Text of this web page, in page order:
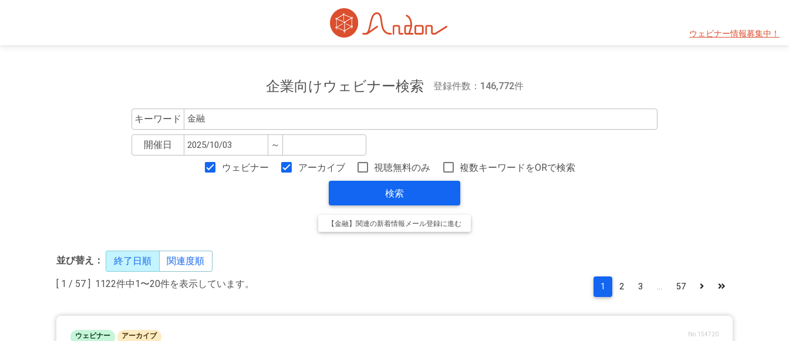
ウェビナー情報募集中！
企業向けウェビナー検索 登録件数：146,772件
キーワード
開催日 ～
ウェビナー アーカイブ 視聴無料のみ 複数キーワードをORで検索
検索
【金融】関連の新着情報メール登録に進む
並び替え： 終了日順 関連度順
[ 1 / 57 ] 1122件中1〜20件を表示しています。 1 2 3 ... 57
ウェビナー アーカイブ No.154720